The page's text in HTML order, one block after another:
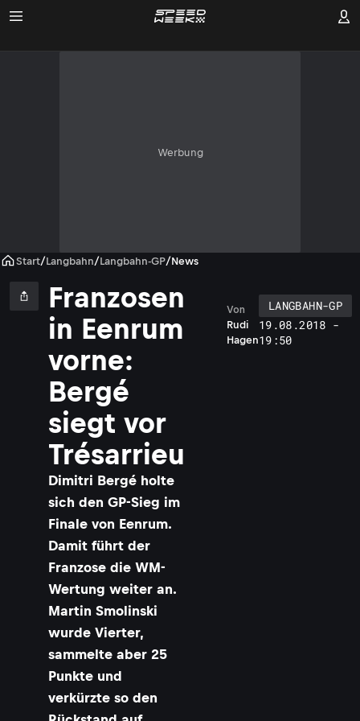
Werbung
Start/Langbahn/Langbahn-GP/News
Franzosen
in Eenrum
vorne:
Bergé
siegt vor
Trésarrieu
Dimitri Bergé holte
sich den GP-Sieg im
Finale von Eenrum.
Damit führt der
Franzose die WM-
Wertung weiter an.
Martin Smolinski
wurde Vierter,
sammelte aber 25
Punkte und
verkürzte so den
Rudi
Hagen
Von
LANGBAHN-GP
19.08.2018 -
19:50